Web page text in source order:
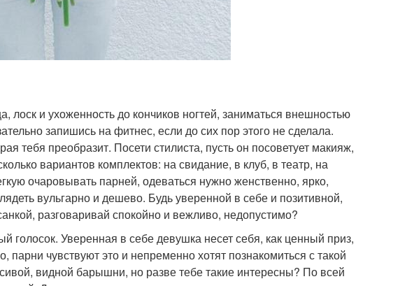
лоск и ухоженность до кончиков ногтей, заниматься внешностью
запишись на фитнес, если до сих пор этого не сделала.
тебя преобразит. Посети стилиста, пусть он посоветует макияж,
вариантов комплектов: на свидание, в клуб, в театр, на
очаровывать парней, одеваться нужно женственно, ярко,
вульгарно и дешево. Будь уверенной в себе и позитивной,
разговаривай спокойно и вежливо, недопустимо?
голосок. Уверенная в себе девушка несет себя, как ценный приз,
парни чувствуют это и непременно хотят познакомиться с такой
видной барышни, но разве тебе такие интересны? По всей